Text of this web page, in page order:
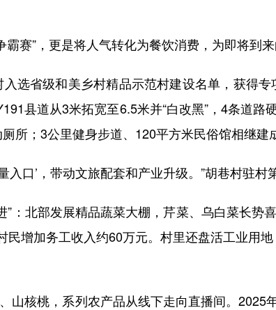
”，更是将人气转化为餐饮消费，为即将到来
选省级和美乡村精品示范村建设名单，获得专
县道从3米拓宽至6.5米并“白改黑”，4条道路
所；3公里健身步道、120平方米民俗馆相继建
口’，带动文旅配套和产业升级。”胡巷村驻村
北部发展精品蔬菜大棚，芹菜、乌白菜长势
增加务工收入约60万元。村里还盘活工业用
核桃，系列农产品从线下走向直播间。2025